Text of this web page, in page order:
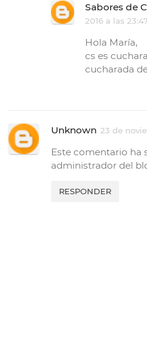
Sabores de
2016 a las 23:47
Hola María,
cs es
cucharada
Unknown 23 de
Este comentario ha
administrador del
RESPONDER